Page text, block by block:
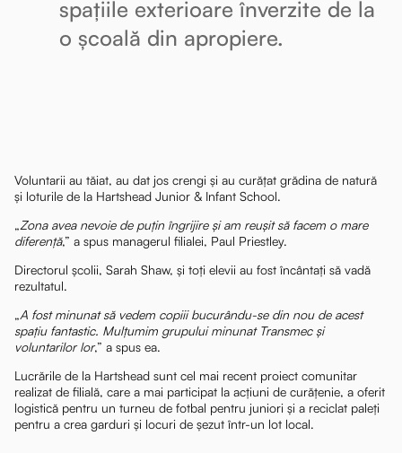
spațiile exterioare înverzite de la
o școală din apropiere.
Voluntarii au tăiat, au dat jos crengi și au curățat grădina de natură
și loturile de la Hartshead Junior & Infant School.
„Zona avea nevoie de puțin îngrijire și am reușit să facem o mare
diferență,” a spus managerul filialei, Paul Priestley.
Directorul școlii, Sarah Shaw, și toți elevii au fost încântați să vadă
rezultatul.
„A fost minunat să vedem copiii bucurându-se din nou de acest
spațiu fantastic. Mulțumim grupului minunat Transmec și
voluntarilor lor,” a spus ea.
Lucrările de la Hartshead sunt cel mai recent proiect comunitar
realizat de filială, care a mai participat la acțiuni de curățenie, a oferit
logistică pentru un turneu de fotbal pentru juniori și a reciclat paleți
pentru a crea garduri și locuri de șezut într-un lot local.